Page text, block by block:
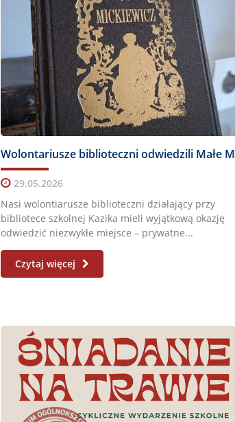
29.05.2026
Nasi wolontiarusze biblioteczni działający przy
bibliotece szkolnej Kazika mieli wyjątkową okazję
odwiedzić niezwykłe miejsce – prywatne...
Czytaj więcej